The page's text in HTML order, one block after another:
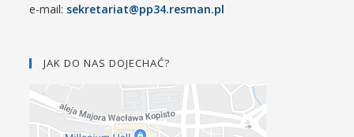
e-mail: sekretariat@pp34.resman.pl
JAK DO NAS DOJECHAĆ?